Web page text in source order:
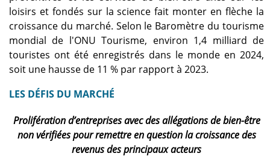
loisirs et fondés sur la science fait monter en flèche la
croissance du marché. Selon le Baromètre du tourisme
mondial de l'ONU Tourisme, environ 1,4 milliard de
touristes ont été enregistrés dans le monde en 2024,
soit une hausse de 11 % par rapport à 2023.
LES DÉFIS DU MARCHÉ
Prolifération d’entreprises avec des allégations de bien-être
non vérifiées pour remettre en question la croissance des
revenus des principaux acteurs